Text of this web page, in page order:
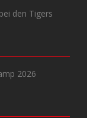
den Tigers
2026